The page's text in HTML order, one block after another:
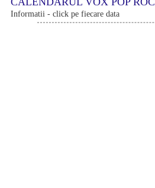
Informatii - click pe fiecare data